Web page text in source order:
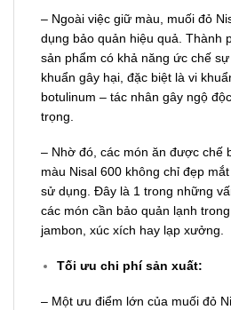
– Ngoài việc giữ màu, muối đỏ
dụng bảo quản hiệu quả. Thành
sản phẩm có khả năng ức chế
khuẩn gây hại, đặc biệt là vi
botulinum – tác nhân gây ngộ
trọng.
– Nhờ đó, các món ăn được chế
màu Nisal 600 không chỉ đẹp
sử dụng. Đây là 1 trong những
các món cần bảo quản lạnh
jambon, xúc xích hay lạp xưởng.
Tối ưu chi phí sản xuất:
– Một ưu điểm lớn của muối đỏ